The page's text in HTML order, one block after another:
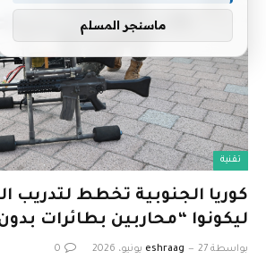
تقنية
كوريا الجنوبية تخطط لتدريب
ليكونوا “محاربين بطائرات
بواسطة eshraag 27 يونيو، 2026 0
ماسنجر المسلم